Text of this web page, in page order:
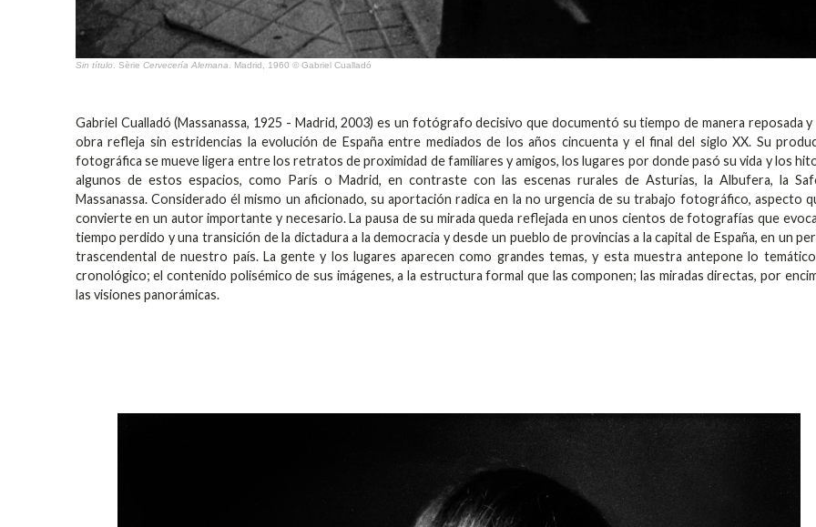
Sin título. Sèrie Cervecería Alemana. Madrid, 1960 © Gabriel Cualladó
Gabriel Cualladó (Massanassa, 1925 - Madrid, 2003) es un fotógrafo decisivo que documentó su tiempo de manera reposada y
obra refleja sin estridencias la evolución de España entre mediados de los años cincuenta y el final del siglo XX. Su
fotográfica se mueve ligera entre los retratos de proximidad de familiares y amigos, los lugares por donde pasó su vida y los
algunos de estos espacios, como París o Madrid, en contraste con las escenas rurales de Asturias, la Albufera, la
Massanassa. Considerado él mismo un aficionado, su aportación radica en la no urgencia de su trabajo fotográfico, aspecto
convierte en un autor importante y necesario. La pausa de su mirada queda reflejada en unos cientos de fotografías que
tiempo perdido y una transición de la dictadura a la democracia y desde un pueblo de provincias a la capital de España, en un
trascendental de nuestro país. La gente y los lugares aparecen como grandes temas, y esta muestra antepone lo
cronológico; el contenido polisémico de sus imágenes, a la estructura formal que las componen; las miradas directas, por
las visiones panorámicas.